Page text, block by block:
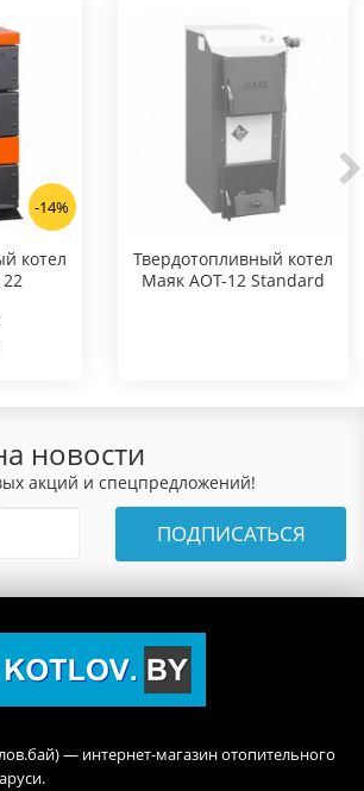
-14%
котел
22
Твердотопливный котел
Маяк АОТ-12 Standard
новости
акций и спецпредложений!
ПОДПИСАТЬСЯ
— интернет-магазин отопительного